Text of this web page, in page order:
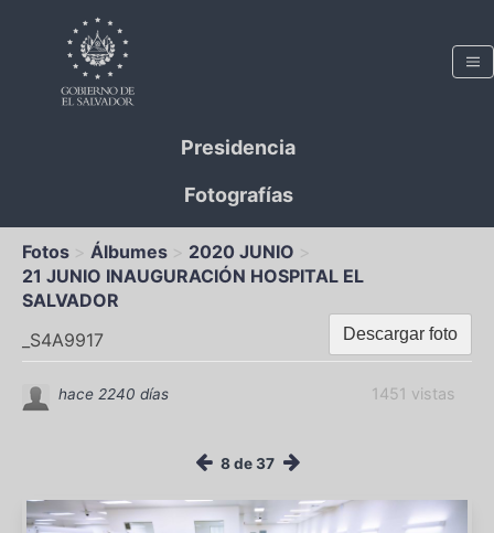
Presidencia
Fotografías
Fotos Álbumes
2020 JUNIO
21 JUNIO INAUGURACIÓN HOSPITAL EL
SALVADOR
Descargar foto
_S4A9917
1451 vistas
hace 2240 días
8 de 37